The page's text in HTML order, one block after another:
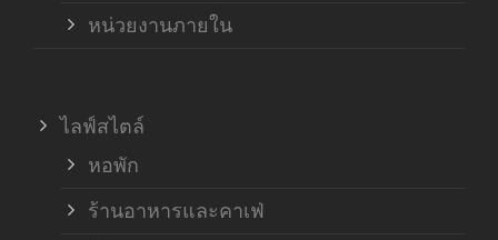
หน่วยงานภายใน
ไลฟ์สไตล์
หอพัก
ร้านอาหารและคาเฟ่